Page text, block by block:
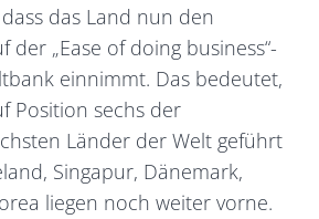
das Land nun den
der „Ease of doing business“-
einnimmt. Das bedeutet,
Position sechs der
Länder der Welt geführt
Singapur, Dänemark,
liegen noch weiter vorne.